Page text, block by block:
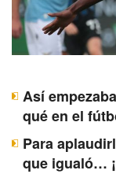
Así
qué en el
Para
que igualó…